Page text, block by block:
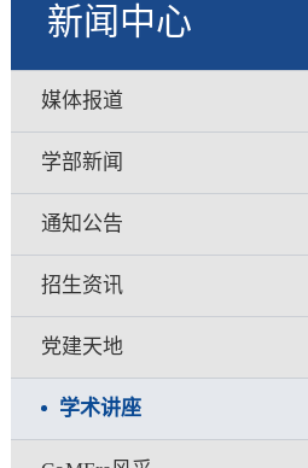
新闻中心
媒体报道
学部新闻
通知公告
招生资讯
党建天地
学术讲座